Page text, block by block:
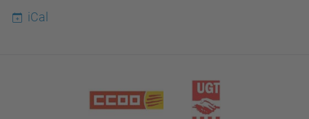
iCal